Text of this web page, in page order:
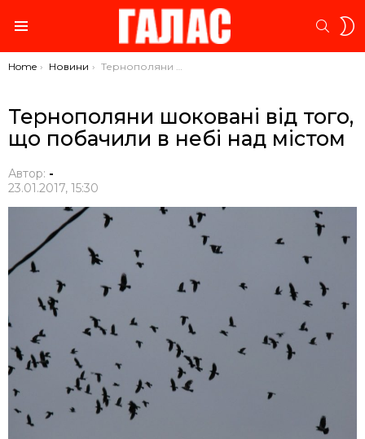
You are here:
Home Новини Тернополяни шоковані від того, що побачили в небі над містом
Тернополяни шоковані від того,
що побачили в небі над містом
Автор: -
23.01.2017, 15:30